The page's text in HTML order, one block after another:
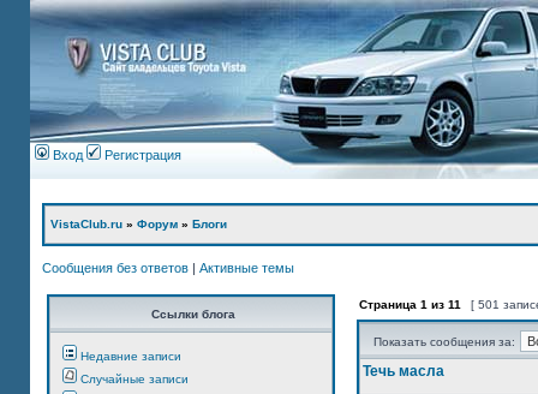
Вход Регистрация
VistaClub.ru » Форум » Блоги
Сообщения без ответов | Активные темы
Ссылки блога
Недавние записи
Случайные записи
Страница 1 из 11 [ 501
Показать сообщения за:
Течь масла